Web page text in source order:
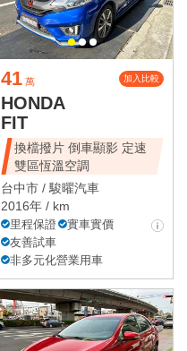
41 萬 加入比較
HONDA
FIT
換檔撥片 倒車顯影 定速
雙區恆溫空調
台中市 / 駿曜汽車
2016年 / km
里程保證
實車實價
友善試車
非多元化營業用車